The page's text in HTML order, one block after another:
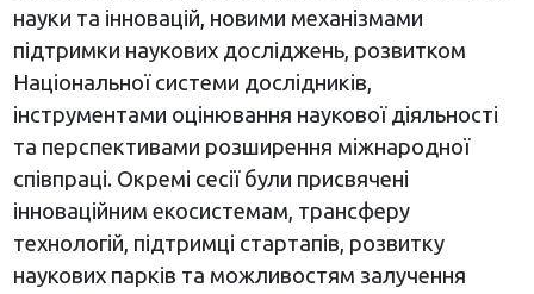
науки та інновацій, новими механізмами
підтримки наукових досліджень, розвитком
Національної системи дослідників,
інструментами оцінювання наукової діяльності
та перспективами розширення міжнародної
співпраці. Окремі сесії були присвячені
інноваційним екосистемам, трансферу
технологій, підтримці стартапів, розвитку
наукових парків та можливостям залучення